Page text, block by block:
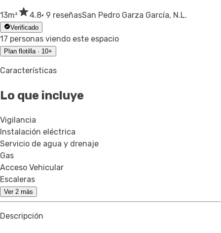
13m² 4.8· 9 reseñasSan Pedro Garza García, N.L.
Verificado
17 personas viendo este espacio
Plan flotilla · 10+
Características
Lo que incluye
Vigilancia
Instalación eléctrica
Servicio de agua y drenaje
Gas
Acceso Vehicular
Escaleras
Ver 2 más
Descripción